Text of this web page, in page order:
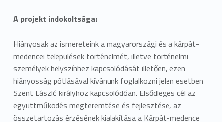
A projekt indokoltsága:
Hiányosak az ismereteink a magyarországi és a kárpát-
medencei települések történelmét, illetve történelmi
személyek helyszínhez kapcsolódását illetően, ezen
hiányosság pótlásával kívánunk foglalkozni jelen esetben
Szent László királyhoz kapcsolódóan. Elsődleges cél az
együttműködés megteremtése és fejlesztése, az
összetartozás érzésének kialakítása a Kárpát-medence